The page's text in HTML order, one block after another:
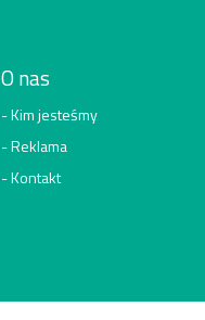
O nas
Kim jesteśmy
Reklama
Kontakt